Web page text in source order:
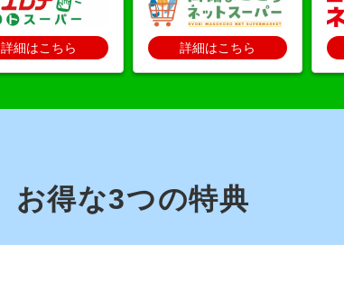
詳細はこちら 詳細はこちら
お得な3つの特典